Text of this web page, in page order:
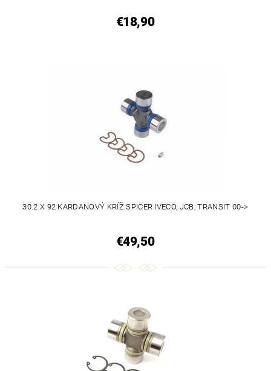
€18,90
30.2 X 92 KARDANOVÝ KRÍŽ SPICER IVECO, JCB, TRANSIT 00->
€49,50